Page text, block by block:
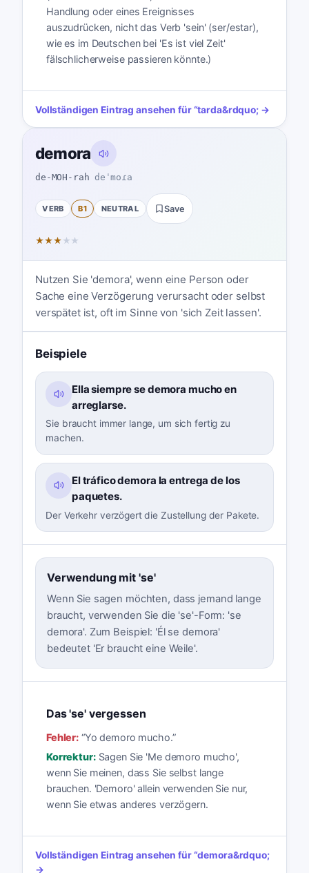
Handlung oder eines Ereignisses
auszudrücken, nicht das Verb 'sein' (ser/estar),
wie es im Deutschen bei 'Es ist viel Zeit'
fälschlicherweise passieren könnte.)
Vollständigen Eintrag ansehen für“tarda&rdquo; →
demora
de-MOH-rah deˈmoɾa
VERB B1 NEUTRAL Save
★★★ ★ ★
Nutzen Sie 'demora', wenn eine Person oder
Sache eine Verzögerung verursacht oder selbst
verspätet ist, oft im Sinne von 'sich Zeit lassen'.
Beispiele
Ella siempre se demora mucho en
arreglarse.
Sie braucht immer lange, um sich fertig zu
machen.
El tráfico demora la entrega de los
paquetes.
Der Verkehr verzögert die Zustellung der Pakete.
Verwendung mit 'se'
Wenn Sie sagen möchten, dass jemand lange
braucht, verwenden Sie die 'se'-Form: 'se
demora'. Zum Beispiel: 'Él se demora'
bedeutet 'Er braucht eine Weile'.
Das 'se' vergessen
Fehler: “Yo demoro mucho.”
Korrektur: Sagen Sie 'Me demoro mucho',
wenn Sie meinen, dass Sie selbst lange
brauchen. 'Demoro' allein verwenden Sie nur,
wenn Sie etwas anderes verzögern.
Vollständigen Eintrag ansehen für“demora&rdquo;
→